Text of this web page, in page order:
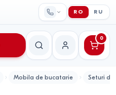
RO RU
CăutareContul meu
0
Mobila de bucatarie Seturi de